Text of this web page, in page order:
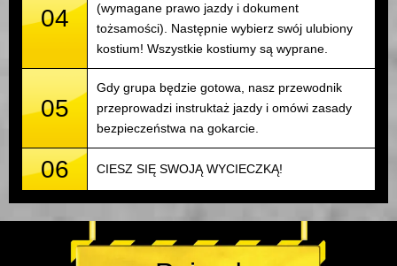
04
(wymagane prawo jazdy i dokument
tożsamości). Następnie wybierz swój ulubiony
kostium! Wszystkie kostiumy są wyprane.
05
Gdy grupa będzie gotowa, nasz przewodnik
przeprowadzi instruktaż jazdy i omówi zasady
bezpieczeństwa na gokarcie.
06 CIESZ SIĘ SWOJĄ WYCIECZKĄ!